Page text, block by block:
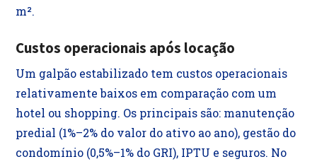
m².
Custos operacionais após locação
Um galpão estabilizado tem custos operacionais
relativamente baixos em comparação com um
hotel ou shopping. Os principais são: manutenção
predial (1%–2% do valor do ativo ao ano), gestão do
condomínio (0,5%–1% do GRI), IPTU e seguros. No